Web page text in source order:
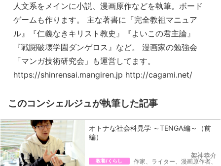
人文系をメインに小説、漫画原作などを執筆。ボード
ゲームも作ります。 主な著書に『完全教祖マニュア
ル』『仁義なきキリスト教史』『よいこの君主論』
『戦闘破壊学園ダンゲロス』など。 漫画家の勉強会
「マンガ技術研究会」も運営してます。
https://shinrensai.mangiren.jp http://cagami.net/
このコンシェルジュが執筆した記事
オトナな社会科見学 ～TENGA編～（前
編）
教養/くらし
架神恭介
作家、ライター、漫画原作者、